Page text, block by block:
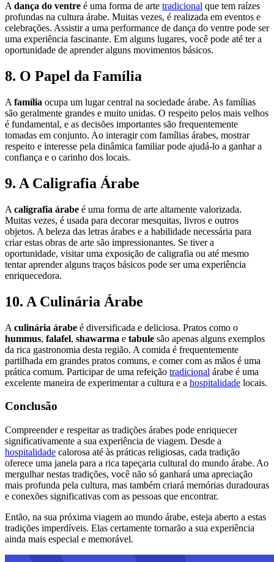
A dança do ventre é uma forma de arte tradicional que tem raízes
profundas na cultura árabe. Muitas vezes, é realizada em eventos e
celebrações. Assistir a uma performance de dança do ventre pode ser
uma experiência fascinante. Em alguns lugares, você pode até ter a
oportunidade de aprender alguns movimentos básicos.
8. O Papel da Família
A família ocupa um lugar central na sociedade árabe. As famílias
são geralmente grandes e muito unidas. O respeito pelos mais velhos
é fundamental, e as decisões importantes são frequentemente
tomadas em conjunto. Ao interagir com famílias árabes, mostrar
respeito e interesse pela dinâmica familiar pode ajudá-lo a ganhar a
confiança e o carinho dos locais.
9. A Caligrafia Árabe
A caligrafia árabe é uma forma de arte altamente valorizada.
Muitas vezes, é usada para decorar mesquitas, livros e outros
objetos. A beleza das letras árabes e a habilidade necessária para
criar estas obras de arte são impressionantes. Se tiver a
oportunidade, visitar uma exposição de caligrafia ou até mesmo
tentar aprender alguns traços básicos pode ser uma experiência
enriquecedora.
10. A Culinária Árabe
A culinária árabe é diversificada e deliciosa. Pratos como o
hummus, falafel, shawarma e tabule são apenas alguns exemplos
da rica gastronomia desta região. A comida é frequentemente
partilhada em grandes pratos comuns, e comer com as mãos é uma
prática comum. Participar de uma refeição tradicional árabe é uma
excelente maneira de experimentar a cultura e a hospitalidade locais.
Conclusão
Compreender e respeitar as tradições árabes pode enriquecer
significativamente a sua experiência de viagem. Desde a
hospitalidade calorosa até às práticas religiosas, cada tradição
oferece uma janela para a rica tapeçaria cultural do mundo árabe. Ao
mergulhar nestas tradições, você não só ganhará uma apreciação
mais profunda pela cultura, mas também criará memórias duradouras
e conexões significativas com as pessoas que encontrar.
Então, na sua próxima viagem ao mundo árabe, esteja aberto a estas
tradições imperdíveis. Elas certamente tornarão a sua experiência
ainda mais especial e memorável.